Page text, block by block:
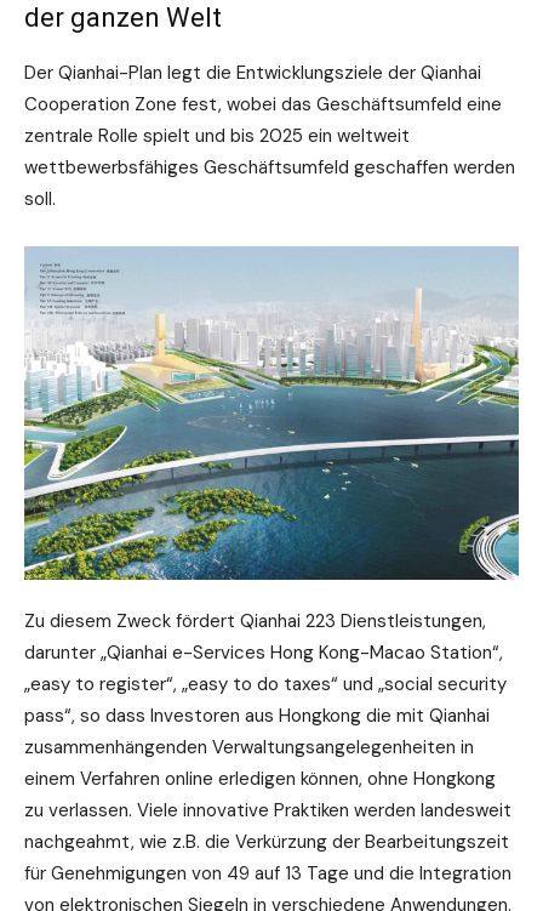
der ganzen Welt
Der Qianhai-Plan legt die Entwicklungsziele der Qianhai
Cooperation Zone fest, wobei das Geschäftsumfeld eine
zentrale Rolle spielt und bis 2025 ein weltweit
wettbewerbsfähiges Geschäftsumfeld geschaffen werden
soll.
Zu diesem Zweck fördert Qianhai 223 Dienstleistungen,
darunter „Qianhai e-Services Hong Kong-Macao Station“,
„easy to register“, „easy to do taxes“ und „social security
pass“, so dass Investoren aus Hongkong die mit Qianhai
zusammenhängenden Verwaltungsangelegenheiten in
einem Verfahren online erledigen können, ohne Hongkong
zu verlassen. Viele innovative Praktiken werden landesweit
nachgeahmt, wie z.B. die Verkürzung der Bearbeitungszeit
für Genehmigungen von 49 auf 13 Tage und die Integration
von elektronischen Siegeln in verschiedene Anwendungen.